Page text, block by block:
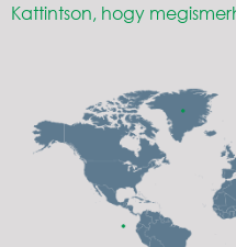
Kattintson, hogy